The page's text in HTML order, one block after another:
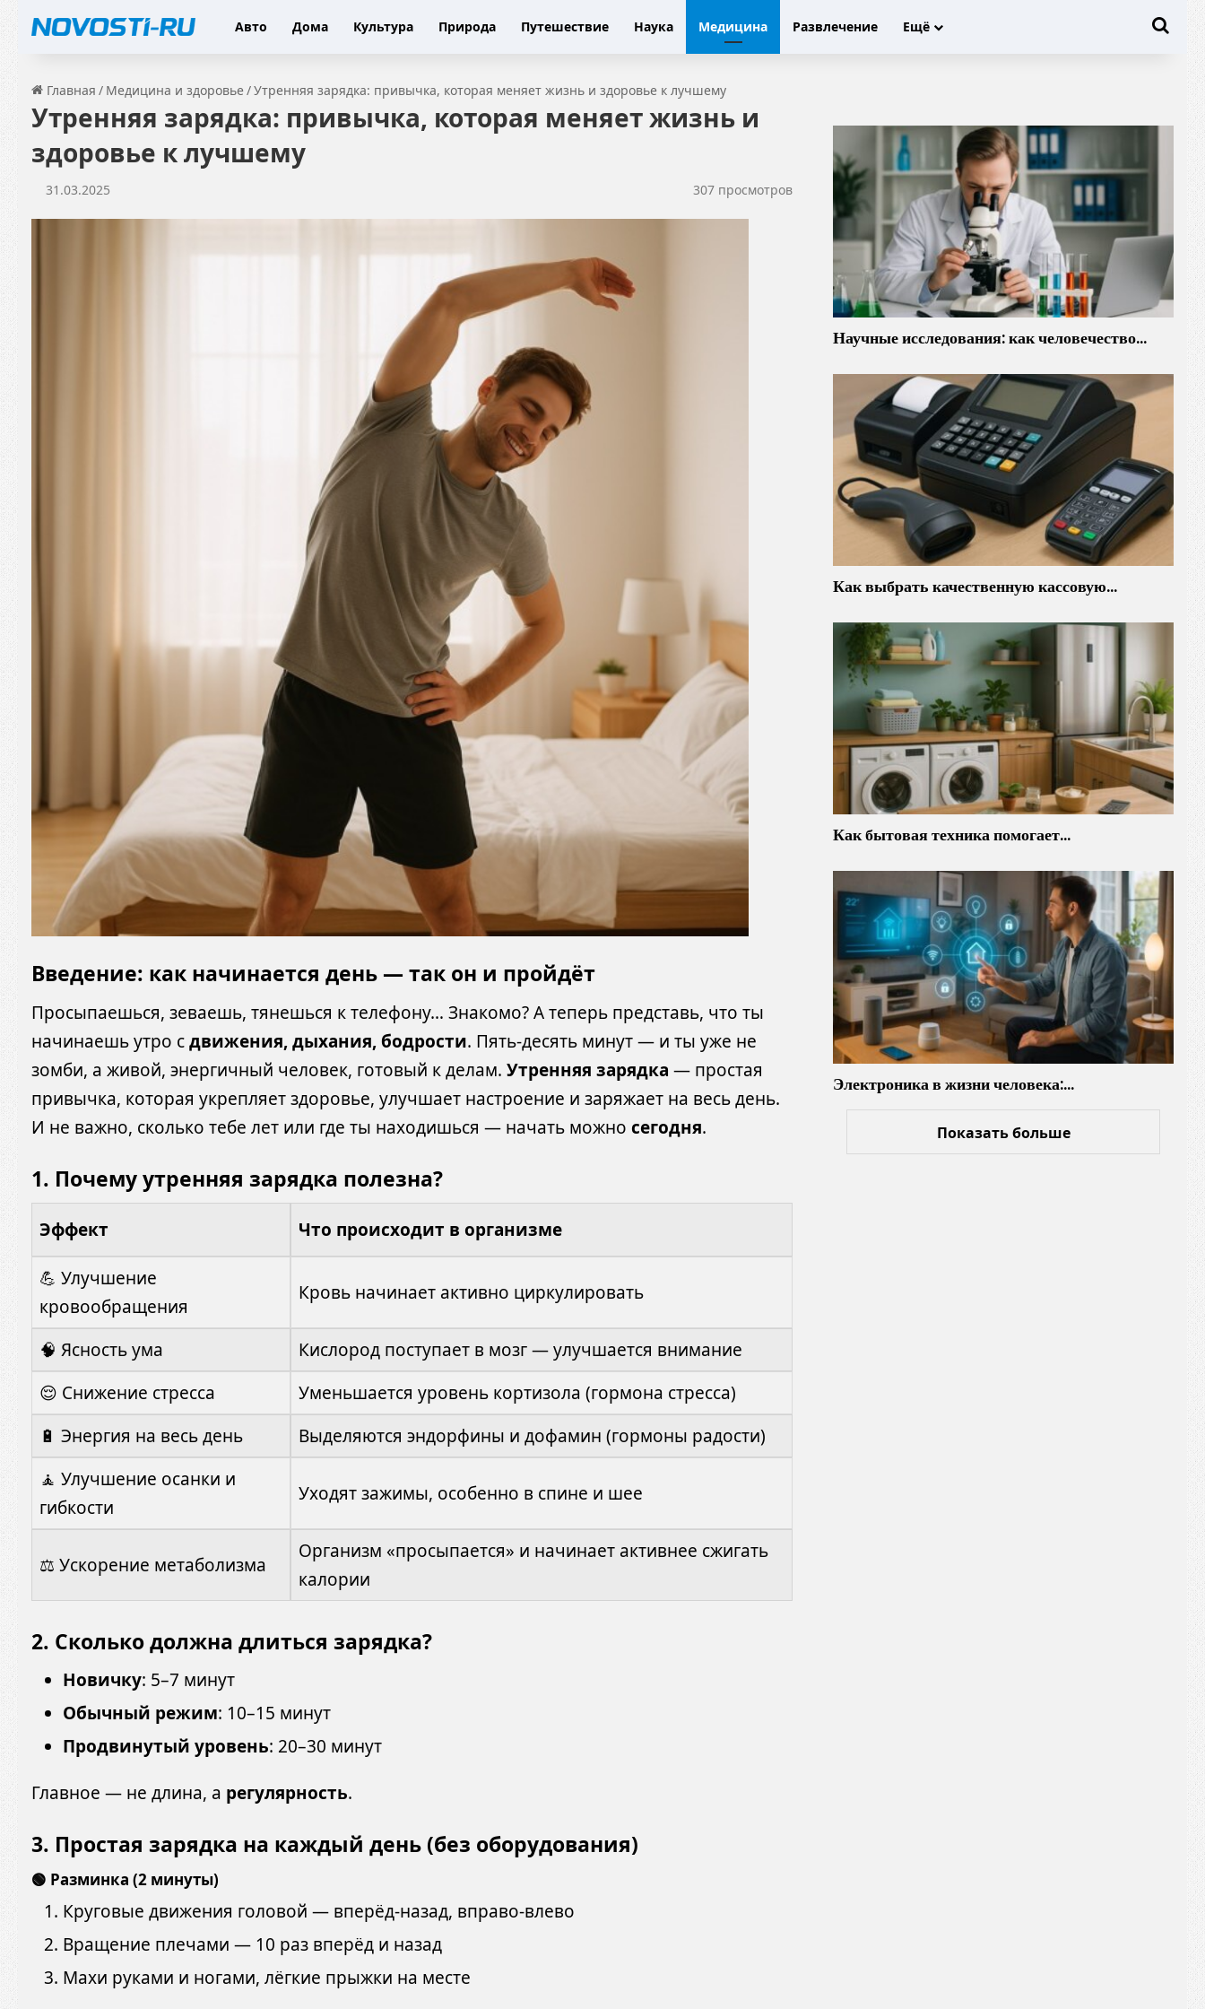
Авто Дома Культура Природа Путешествие Наука Медицина Развлечение Ещё
Главная / Медицина и здоровье/Утренняя зарядка: привычка, которая меняет жизнь и здоровье к лучшему
Утренняя зарядка: привычка, которая меняет жизнь и
здоровье к лучшему
31.03.2025 307 просмотров
Введение: как начинается день — так он и пройдёт
Просыпаешься, зеваешь, тянешься к телефону… Знакомо? А теперь представь, что ты
начинаешь утро сдвижения, дыхания, бодрости. Пять-десять минут — и ты уже не
зомби, а живой, энергичный человек, готовый к делам. Утренняя зарядка — простая
привычка, которая укрепляет здоровье, улучшает настроение и заряжает на весь день.
И не важно, сколько тебе лет или где ты находишься — начать можно сегодня.
1. Почему утренняя зарядка полезна?
Эффект Что происходит в организме
💪 Улучшение
кровообращения
Кровь начинает активно циркулировать
🧠 Ясность ума
Кислород поступает в мозг — улучшается внимание
😌 Снижение стресса
Уменьшается уровень кортизола (гормона стресса)
🔋 Энергия на весь день
Выделяются эндорфины и дофамин (гормоны радости)
🧘 Улучшение осанки и
гибкости
Уходят зажимы, особенно в спине и шее
⚖️ Ускорение метаболизма
Организм «просыпается» и начинает активнее сжигать
калории
2. Сколько должна длиться зарядка?
Новичку: 5–7 минут
Обычный режим: 10–15 минут
Продвинутый уровень: 20–30 минут
Главное — не длина, а регулярность.
3. Простая зарядка на каждый день (без оборудования)
🟢 Разминка (2 минуты)
Круговые движения головой — вперёд-назад, вправо-влево
Вращение плечами — 10 раз вперёд и назад
Махи руками и ногами, лёгкие прыжки на месте
Научные исследования: как человечество…
Как выбрать качественную кассовую…
Как бытовая техника помогает…
Электроника в жизни человека:…
Показать больше